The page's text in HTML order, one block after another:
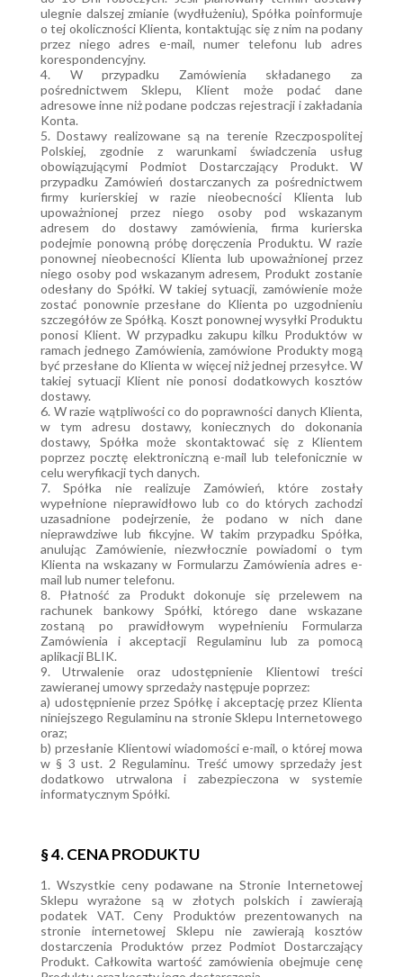
ulegnie dalszej zmianie (wydłużeniu), Spółka poinformuje
o tej okoliczności Klienta, kontaktując się z nim na podany
przez niego adres e-mail, numer telefonu lub adres
korespondencyjny.
4. W przypadku Zamówienia składanego za
pośrednictwem Sklepu, Klient może podać dane
adresowe inne niż podane podczas rejestracji i zakładania
Konta.
5. Dostawy realizowane są na terenie Rzeczpospolitej
Polskiej, zgodnie z warunkami świadczenia usług
obowiązującymi Podmiot Dostarczający Produkt. W
przypadku Zamówień dostarczanych za pośrednictwem
firmy kurierskiej w razie nieobecności Klienta lub
upoważnionej przez niego osoby pod wskazanym
adresem do dostawy zamówienia, firma kurierska
podejmie ponowną próbę doręczenia Produktu. W razie
ponownej nieobecności Klienta lub upoważnionej przez
niego osoby pod wskazanym adresem, Produkt zostanie
odesłany do Spółki. W takiej sytuacji, zamówienie może
zostać ponownie przesłane do Klienta po uzgodnieniu
szczegółów ze Spółką. Koszt ponownej wysyłki Produktu
ponosi Klient. W przypadku zakupu kilku Produktów w
ramach jednego Zamówienia, zamówione Produkty mogą
być przesłane do Klienta w więcej niż jednej przesyłce. W
takiej sytuacji Klient nie ponosi dodatkowych kosztów
dostawy.
6. W razie wątpliwości co do poprawności danych Klienta,
w tym adresu dostawy, koniecznych do dokonania
dostawy, Spółka może skontaktować się z Klientem
poprzez pocztę elektroniczną e-mail lub telefonicznie w
celu weryfikacji tych danych.
7. Spółka nie realizuje Zamówień, które zostały
wypełnione nieprawidłowo lub co do których zachodzi
uzasadnione podejrzenie, że podano w nich dane
nieprawdziwe lub fikcyjne. W takim przypadku Spółka,
anulując Zamówienie, niezwłocznie powiadomi o tym
Klienta na wskazany w Formularzu Zamówienia adres e-
mail lub numer telefonu.
8. Płatność za Produkt dokonuje się przelewem na
rachunek bankowy Spółki, którego dane wskazane
zostaną po prawidłowym wypełnieniu Formularza
Zamówienia i akceptacji Regulaminu lub za pomocą
aplikacji BLIK.
9. Utrwalenie oraz udostępnienie Klientowi treści
zawieranej umowy sprzedaży następuje poprzez:
a) udostępnienie przez Spółkę i akceptację przez Klienta
niniejszego Regulaminu na stronie Sklepu Internetowego
oraz;
b) przesłanie Klientowi wiadomości e-mail, o której mowa
w § 3 ust. 2 Regulaminu. Treść umowy sprzedaży jest
dodatkowo utrwalona i zabezpieczona w systemie
informatycznym Spółki.
§ 4. CENA PRODUKTU
1. Wszystkie ceny podawane na Stronie Internetowej
Sklepu wyrażone są w złotych polskich i zawierają
podatek VAT. Ceny Produktów prezentowanych na
stronie internetowej Sklepu nie zawierają kosztów
dostarczenia Produktów przez Podmiot Dostarczający
Produkt. Całkowita wartość zamówienia obejmuje cenę